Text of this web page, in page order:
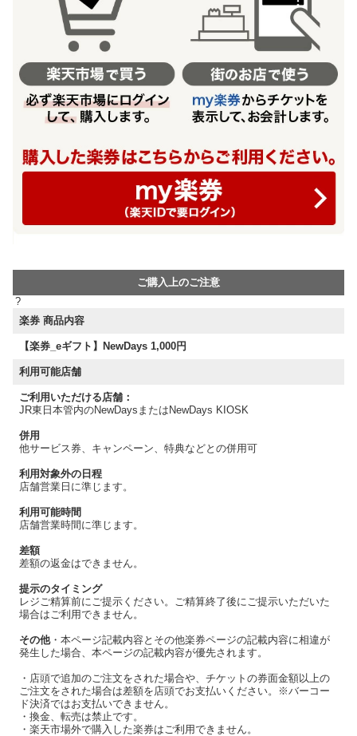
ご購入上のご注意
?
楽券 商品内容
【楽券_eギフト】NewDays 1,000円
利用可能店舗
ご利用いただける店舗：
JR東日本管内のNewDaysまたはNewDays KIOSK
併用
他サービス券、キャンペーン、特典などとの併用可
利用対象外の日程
店舗営業日に準じます。
利用可能時間
店舗営業時間に準じます。
差額
差額の返金はできません。
提示のタイミング
レジご精算前にご提示ください。ご精算終了後にご提示いただいた
場合はご利用できません。
その他・本ページ記載内容とその他楽券ページの記載内容に相違が
発生した場合、本ページの記載内容が優先されます。
・店頭で追加のご注文をされた場合や、チケットの券面金額以上の
ご注文をされた場合は差額を店頭でお支払いください。※バーコー
ド決済ではお支払いできません。
・換金、転売は禁止です。
・楽天市場外で購入した楽券はご利用できません。